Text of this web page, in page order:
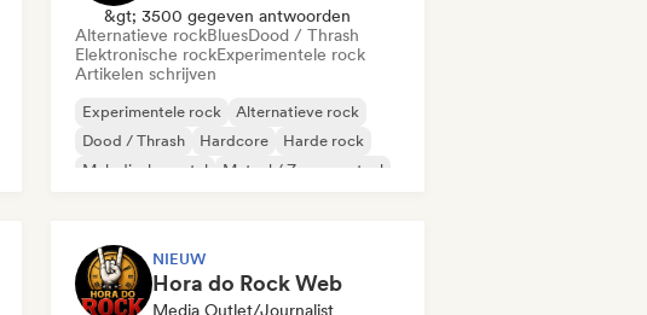
&gt; 3500 gegeven antwoorden
Alternatieve rockBluesDood / Thrash
Elektronische rockExperimentele rock
Artikelen schrijven
Experimentele rock
Alternatieve rock
Dood / Thrash
Hardcore
Harde rock
Melodische metal
Metaal / Zwaar metaal
NIEUW
Hora do Rock Web
Media Outlet/Journalist